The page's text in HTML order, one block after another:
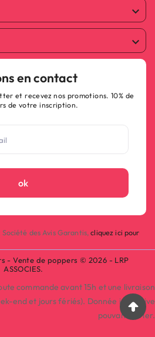


en contact
et recevez nos promotions. 10% de
de votre inscription.
ok
des Avis Garantis,cliquez ici pour
- Vente de poppers © 2026 - LRP
ASSOCIES.
commande avant 15h et une livraison
end et jours fériés). Donnée indicative
pouvant varier.